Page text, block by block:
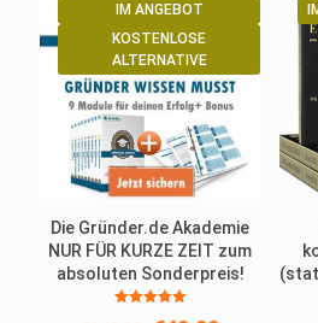
IM ANGEBOT
KOSTENLOSE
ALTERNATIVE
Die Gründer.de Akademie
NUR FÜR KURZE ZEIT zum
absoluten Sonderpreis!